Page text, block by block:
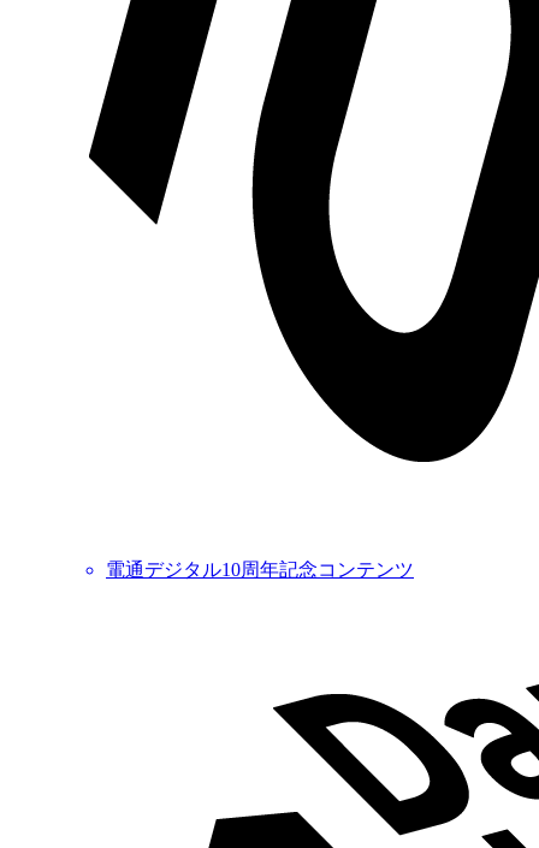
電通デジタル10周年記念コンテンツ